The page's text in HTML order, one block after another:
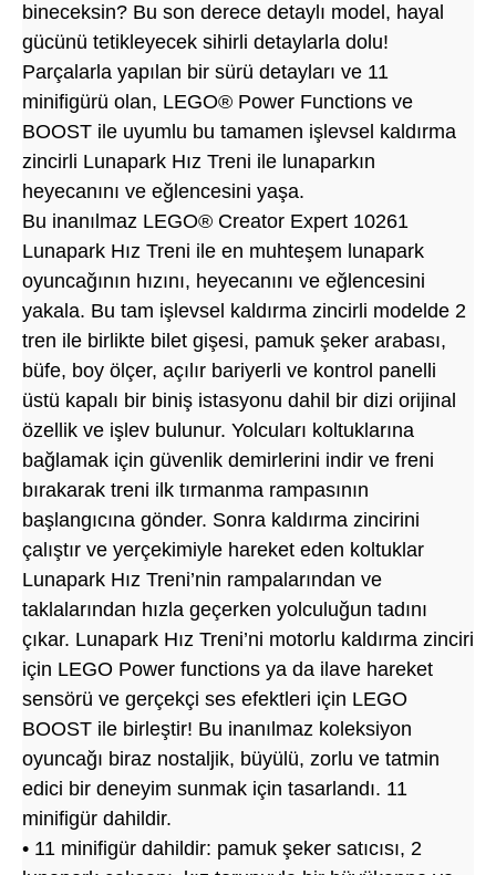
bineceksin? Bu son derece detaylı model, hayal
gücünü tetikleyecek sihirli detaylarla dolu!
Parçalarla yapılan bir sürü detayları ve 11
minifigürü olan, LEGO® Power Functions ve
BOOST ile uyumlu bu tamamen işlevsel kaldırma
zincirli Lunapark Hız Treni ile lunaparkın
heyecanını ve eğlencesini yaşa.
Bu inanılmaz LEGO® Creator Expert 10261
Lunapark Hız Treni ile en muhteşem lunapark
oyuncağının hızını, heyecanını ve eğlencesini
yakala. Bu tam işlevsel kaldırma zincirli modelde 2
tren ile birlikte bilet gişesi, pamuk şeker arabası,
büfe, boy ölçer, açılır bariyerli ve kontrol panelli
üstü kapalı bir biniş istasyonu dahil bir dizi orijinal
özellik ve işlev bulunur. Yolcuları koltuklarına
bağlamak için güvenlik demirlerini indir ve freni
bırakarak treni ilk tırmanma rampasının
başlangıcına gönder. Sonra kaldırma zincirini
çalıştır ve yerçekimiyle hareket eden koltuklar
Lunapark Hız Treni’nin rampalarından ve
taklalarından hızla geçerken yolculuğun tadını
çıkar. Lunapark Hız Treni’ni motorlu kaldırma zinciri
için LEGO Power functions ya da ilave hareket
sensörü ve gerçekçi ses efektleri için LEGO
BOOST ile birleştir! Bu inanılmaz koleksiyon
oyuncağı biraz nostaljik, büyülü, zorlu ve tatmin
edici bir deneyim sunmak için tasarlandı. 11
minifigür dahildir.
• 11 minifigür dahildir: pamuk şeker satıcısı, 2